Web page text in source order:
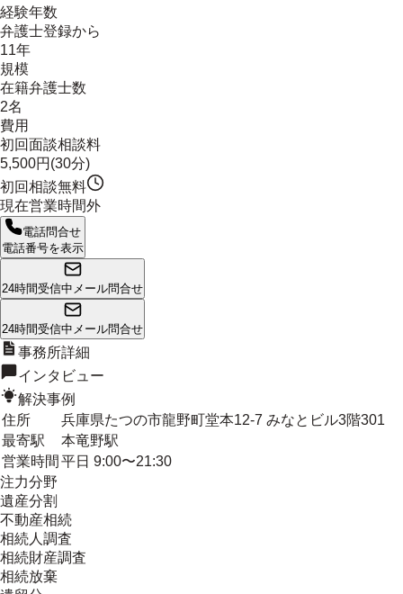
経験年数
弁護士登録から
11年
規模
在籍弁護士数
2名
費用
初回面談相談料
5,500円(30分)
初回相談無料
現在営業時間外
電話問合せ
電話番号を表示
24時間受信中 メール問合せ
24時間受信中 メール問合せ
事務所詳細
インタビュー
解決事例
住所
兵庫県たつの市龍野町堂本12-7 みなとビル3階301
最寄駅
本竜野駅
営業時間 平日 9:00〜21:30
注力分野
遺産分割
不動産相続
相続人調査
相続財産調査
相続放棄